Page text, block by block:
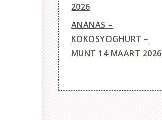
2026
ANANAS –
KOKOSYOGHURT –
MUNT 14 MAART 2026